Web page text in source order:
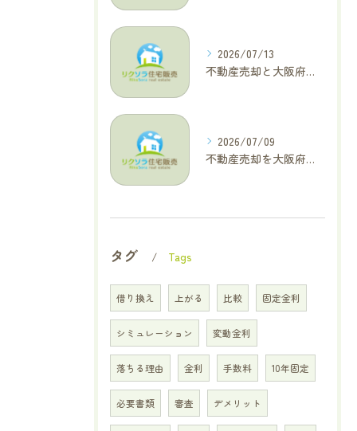
2026/07/13
不動産売却と大阪府四條畷市で利益最大化を叶えるコラム特集
2026/07/09
不動産売却を大阪府交野市で成功に導く三大タブー回避と高価格査定の極意
タグ Tags
借り換え 上がる 比較 固定金利
シミュレーション 変動金利
落ちる理由 金利 手数料 10年固定
必要書類 審査 デメリット